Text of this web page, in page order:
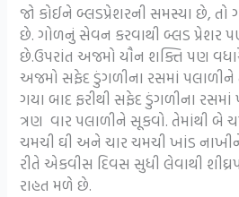
જો કોઈને બ્લડપ્રેશરની સમસ્યા છે,
છે. ગોળનું સેવન કરવાથી બ્લડ પ્રેશર
છે.ઉપરાંત અજમો યૌન શક્તિ પણ
અજમો સફેદ ડુંગળીના રસમાં
ગયા બાદ ફરીથી સફેદ ડુંગળીના
ત્રણ વાર પલાળીને સૂકવો. તેમાંથી બે
ચમચી ઘી અને ચાર ચમચી ખાંડ
રીતે એકવીસ દિવસ સુધી લેવાથી
રાહત મળે છે.